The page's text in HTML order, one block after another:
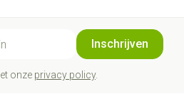
Inschrijven
onze privacy policy.